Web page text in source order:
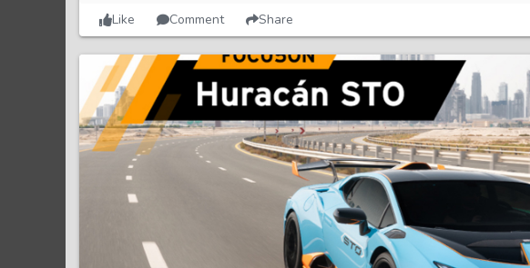
Like Comment Share